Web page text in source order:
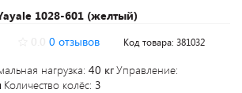
1028-601 (желтый)
0 отзывов Код товара: 381032
нагрузка: 40 кгУправление:
Количество колёс: 3